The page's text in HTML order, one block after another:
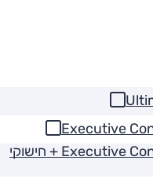
חשמלי (100 קוט"ש), Executive Console ,4x4 + חישוקי